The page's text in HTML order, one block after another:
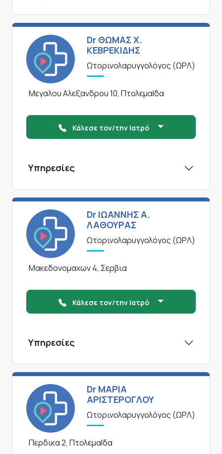
Dr ΘΩΜΑΣ Χ.
ΚΕΒΡΕΚΙΔΗΣ
Ωτορινολαρυγγολόγος (ΩΡΛ)
Μεγαλου Αλεξανδρου 10, ΠτολεμαΙδα
Κάλεσε τον/την Ιατρό
Υπηρεσίες
Dr ΙΩΑΝΝΗΣ Α.
ΛΑΘΟΥΡΑΣ
Ωτορινολαρυγγολόγος (ΩΡΛ)
Μακεδονομαχων 4, Σερβια
Κάλεσε τον/την Ιατρό
Υπηρεσίες
Dr ΜΑΡΙΑ
ΑΡΙΣΤΕΡΟΓΛΟΥ
Ωτορινολαρυγγολόγος (ΩΡΛ)
Περδικα 2, ΠτολεμαΙδα